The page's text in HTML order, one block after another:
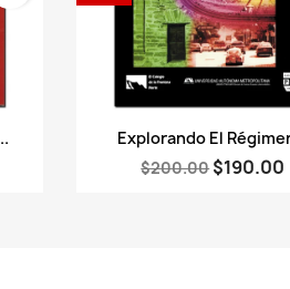
Vista rápida
Explorando El
$200.00$190.00